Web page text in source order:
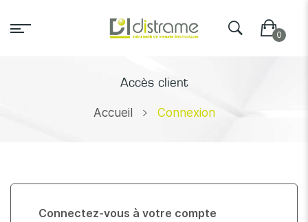
Accès client
Accueil Connexion
Connectez-vous à votre compte